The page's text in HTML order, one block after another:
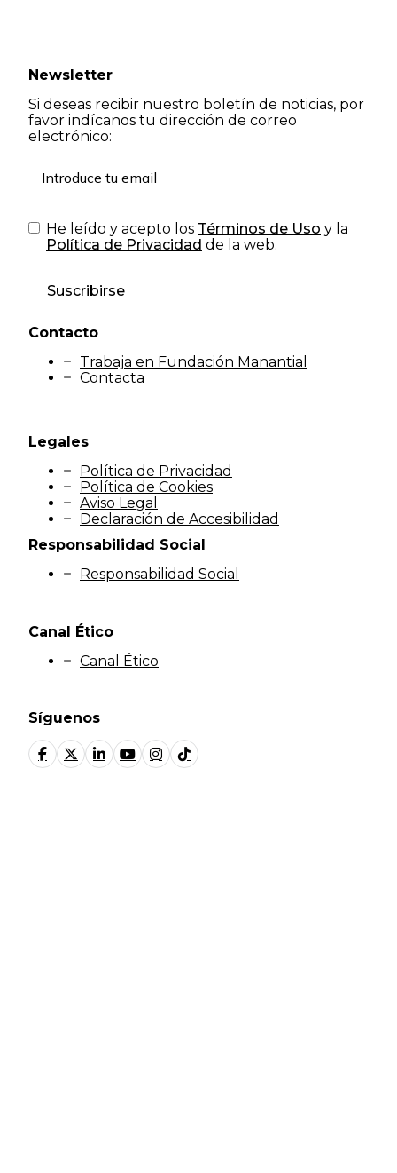
Newsletter
Si deseas recibir nuestro boletín de noticias, por
favor indícanos tu dirección de correo
electrónico:
He leído y acepto los Términos de Uso y la
Política de Privacidad de la web.
Suscribirse
Contacto
Trabaja en Fundación Manantial
Contacta
Legales
Política de Privacidad
Política de Cookies
Aviso Legal
Declaración de Accesibilidad
Síguenos
Responsabilidad Social
Responsabilidad Social
Canal Ético
Canal Ético